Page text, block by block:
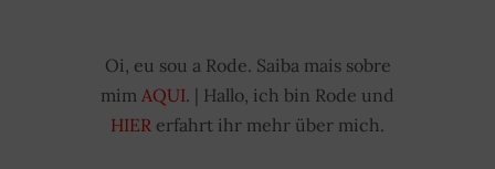
Oi, eu sou a Rode. Saiba mais sobre
mim AQUI. | Hallo, ich bin Rode und
HIER erfahrt ihr mehr über mich.